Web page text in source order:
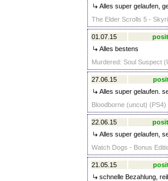
Alles super gelaufen,
The Elder Scrolls 5 -
01.07.15
Alles bestens
Murdered: Soul Suspect
27.06.15
Alles super gelaufen.
Bloodborne (uncut) (PS4)
22.06.15
Alles super gelaufen,
Watch Dogs - Bonus
21.05.15
schnelle Bezahlung,